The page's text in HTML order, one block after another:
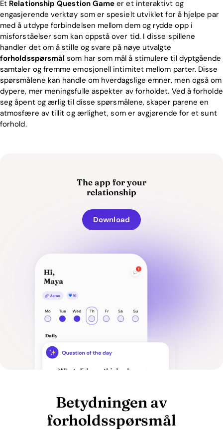
Et Relationship Question Game er et interaktivt og
engasjerende verktøy som er spesielt utviklet for å hjelpe par
med å utdype forbindelsen mellom dem og rydde opp i
misforståelser som kan oppstå over tid. I disse spillene
handler det om å stille og svare på nøye utvalgte
forholdsspørsmål som har som mål å stimulere til dyptgående
samtaler og fremme emosjonell intimitet mellom parter. Disse
spørsmålene kan handle om hverdagslige emner, men også om
dypere, mer meningsfulle aspekter av forholdet. Ved å forholde
seg åpent og ærlig til disse spørsmålene, skaper parene en
atmosfære av tillit og ærlighet, som er avgjørende for et sunt
forhold.
The app for your
relationship
Download
Betydningen av
forholdsspørsmål